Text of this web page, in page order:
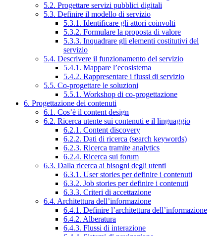
5.2. Progettare servizi pubblici digitali
5.3. Definire il modello di servizio
5.3.1. Identificare gli attori coinvolti
5.3.2. Formulare la proposta di valore
5.3.3. Inquadrare gli elementi costitutivi del
servizio
5.4. Descrivere il funzionamento del servizio
5.4.1. Mappare l’ecosistema
5.4.2. Rappresentare i flussi di servizio
5.5. Co-progettare le soluzioni
5.5.1. Workshop di co-progettazione
6. Progettazione dei contenuti
6.1. Cos’è il content design
6.2. Ricerca utente sui contenuti e il linguaggio
6.2.1. Content discovery
6.2.2. Dati di ricerca (search keywords)
6.2.3. Ricerca tramite analytics
6.2.4. Ricerca sui forum
6.3. Dalla ricerca ai bisogni degli utenti
6.3.1. User stories per definire i contenuti
6.3.2. Job stories per definire i contenuti
6.3.3. Criteri di accettazione
6.4. Architettura dell’informazione
6.4.1. Definire l’architettura dell’informazione
6.4.2. Alberatura
6.4.3. Flussi di interazione